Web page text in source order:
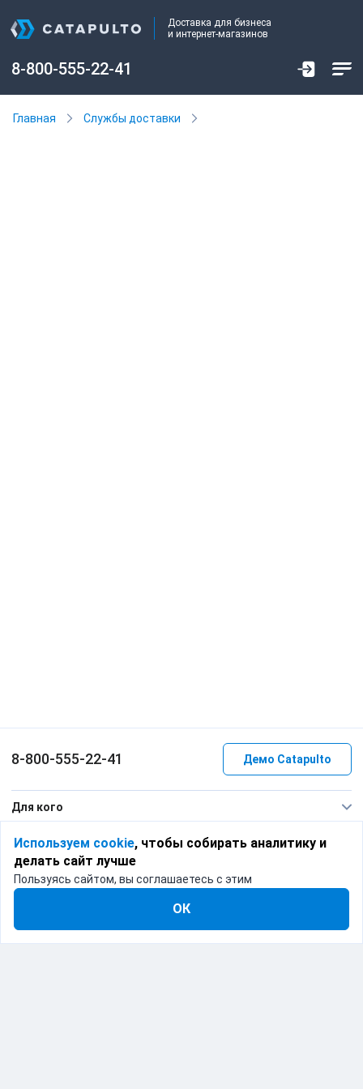
Доставка для бизнеса
и интернет-магазинов
8-800-555-22-41
Главная Службы доставки
8-800-555-22-41 Демо Catapulto
Для кого
Тарифы
Информация
Используем cookie, чтобы собирать аналитику и
делать сайт лучше
Пользуясь сайтом, вы соглашаетесь с этим
ОК